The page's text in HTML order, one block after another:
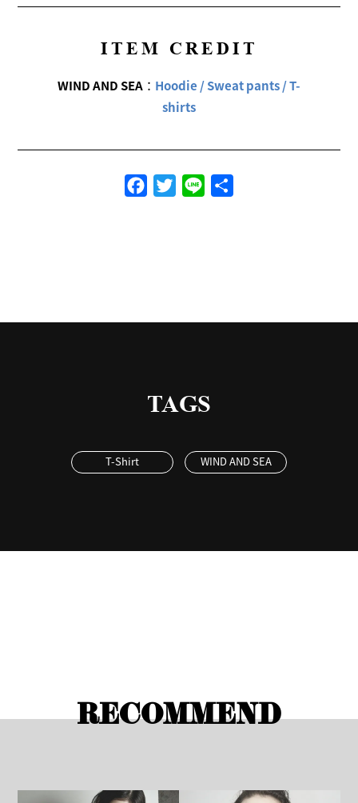
ITEM CREDIT
WIND AND SEA： Hoodie / Sweat pants / T-
shirts
FacebookTwitterLine
TAGS
T-Shirt WIND AND SEA
RECOMMEND